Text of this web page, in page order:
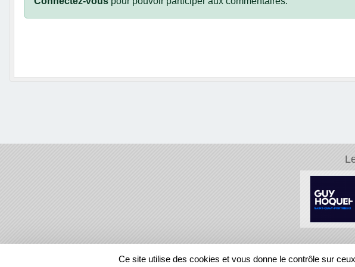
REGIONS
Ce site utilise des cookies et vous donne le contrôle sur